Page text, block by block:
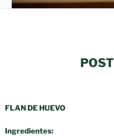
FLAN DE HUEVO
Ingredientes: